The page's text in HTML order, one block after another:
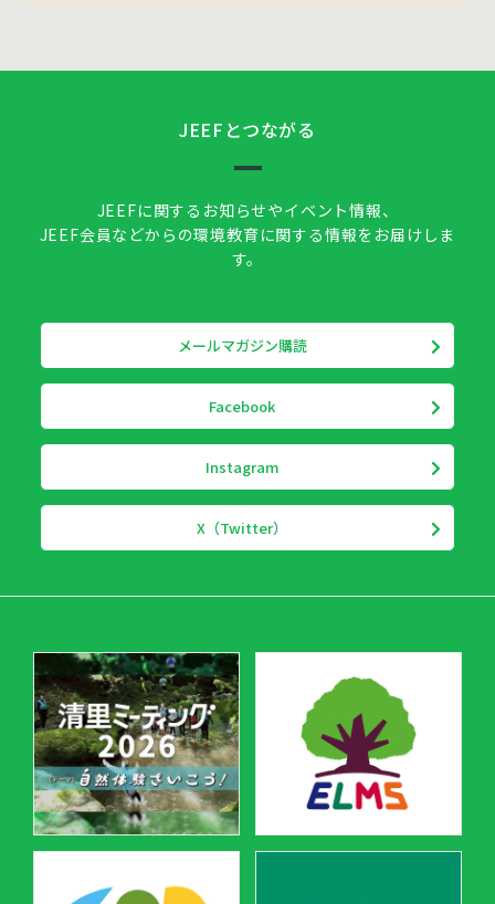
JEEFとつながる
JEEFに関するお知らせやイベント情報、
JEEF会員などからの環境教育に関する情報をお届けしま
す。
メールマガジン購読
Facebook
Instagram
X（Twitter）